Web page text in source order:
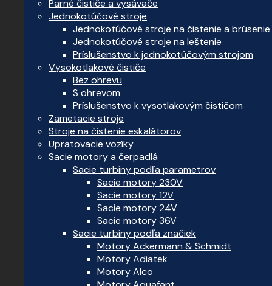
Parné čističe a vysávače
Jednokotúčové stroje
Jednokotúčové stroje na čistenie a brúsenie
Jednokotúčové stroje na leštenie
Príslušenstvo k jednokotúčovým strojom
Vysokotlakové čističe
Bez ohrevu
S ohrevom
Príslušenstvo k vysotlakovým čističom
Zametacie stroje
Stroje na čistenie eskalátorov
Upratovacie vozíky
Sacie motory a čerpadlá
Sacie turbíny podľa parametrov
Sacie motory 230V
Sacie motory 12V
Sacie motory 24V
Sacie motory 36V
Sacie turbíny podľa značiek
Motory Ackermann & Schmidt
Motory Adiatek
Motory Alco